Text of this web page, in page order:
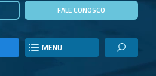
FALE CONOSCO
MENU